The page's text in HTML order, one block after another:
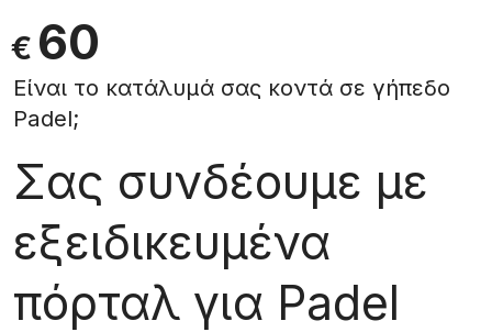
€ 60
Είναι το κατάλυμά σας κοντά σε γήπεδο
Padel;
Σας συνδέουμε με
εξειδικευμένα
πόρταλ για Padel